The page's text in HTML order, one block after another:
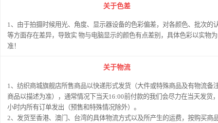
关于色差
1、由于拍摄时候用光、角度、显示器设备的色彩偏差，对各颜色、批次的
等方面存在差异，导致实 物与电脑显示的颜色有点差别，具体色彩以实物为
准！
关于物流
1、纺织商城旗舰店所售商品以快递形式发货（大件或特殊商品及有物流备
商品以描述为准），通常情况下当天16:00前付款的我们会尽力在当天发货
小时内所有订单发出（预售和特殊情况除外）。
2、发货至香港、澳门、台湾的具体物流方式以及所产生的运费，按购买商